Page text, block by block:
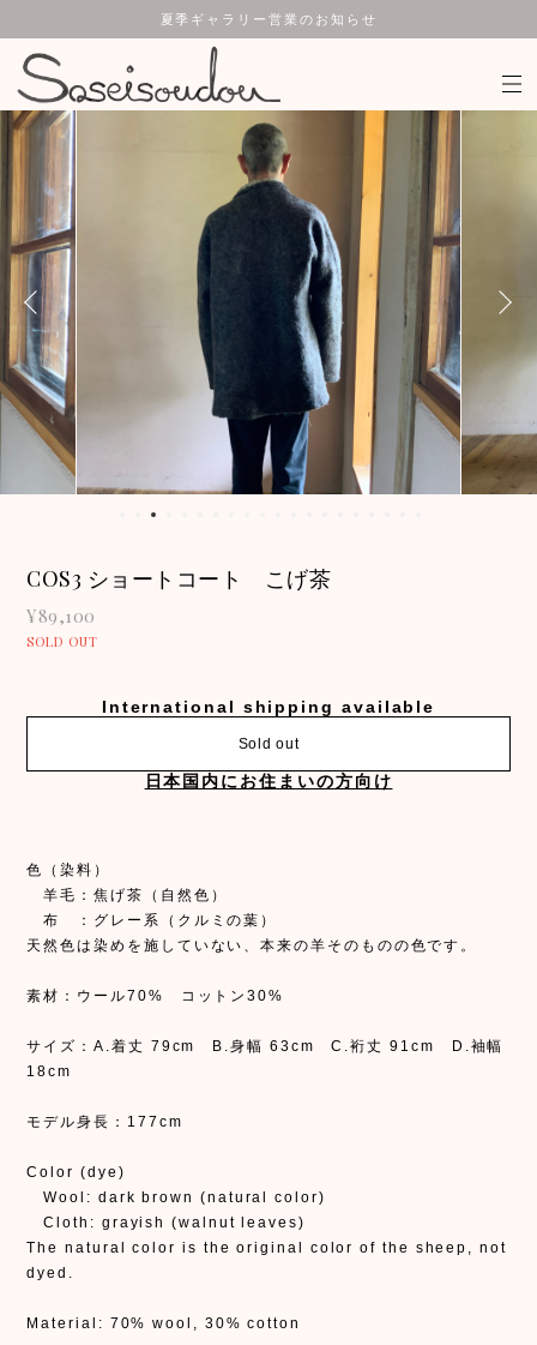
夏季ギャラリー営業のお知らせ
COS3 ショートコート こげ茶
¥89,100
SOLD OUT
International shipping available
Sold out
日本国内にお住まいの方向け
色（染料）
羊毛：焦げ茶（自然色）
布 ：グレー系（クルミの葉）
天然色は染めを施していない、本来の羊そのものの色です。
素材：ウール70% コットン30%
サイズ：A.着丈 79cm B.身幅 63cm C.裄丈 91cm D.袖幅
18cm
モデル身長：177cm
Color (dye)
Wool: dark brown (natural color)
Cloth: grayish (walnut leaves)
The natural color is the original color of the sheep, not
dyed.
Material: 70% wool, 30% cotton